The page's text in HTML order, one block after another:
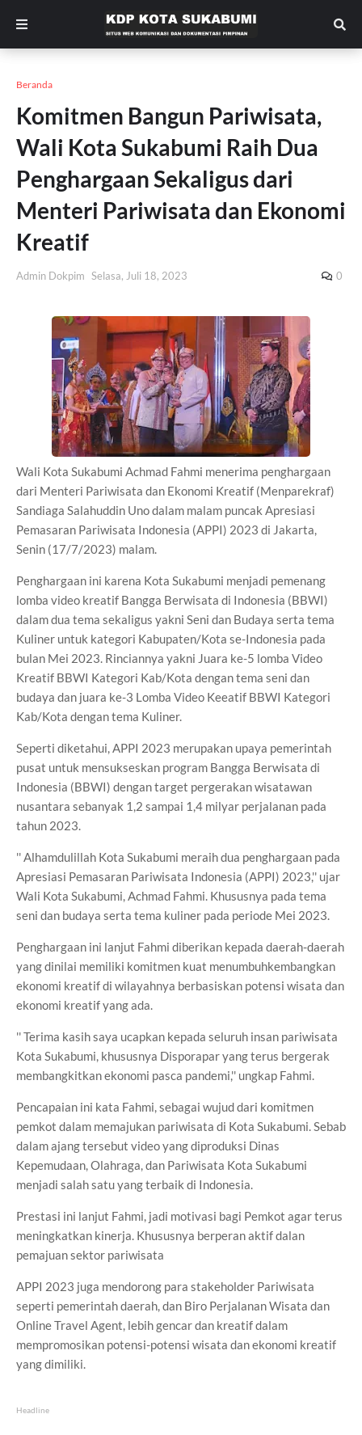
Beranda
Komitmen Bangun Pariwisata,
Wali Kota Sukabumi Raih Dua
Penghargaan Sekaligus dari
Menteri Pariwisata dan Ekonomi
Kreatif
Admin Dokpim Selasa, Juli 18, 2023 0
Wali Kota Sukabumi Achmad Fahmi menerima penghargaan
dari Menteri Pariwisata dan Ekonomi Kreatif (Menparekraf)
Sandiaga Salahuddin Uno dalam malam puncak Apresiasi
Pemasaran Pariwisata Indonesia (APPI) 2023 di Jakarta,
Senin (17/7/2023) malam.
Penghargaan ini karena Kota Sukabumi menjadi pemenang
lomba video kreatif Bangga Berwisata di Indonesia (BBWI)
dalam dua tema sekaligus yakni Seni dan Budaya serta tema
Kuliner untuk kategori Kabupaten/Kota se-Indonesia pada
bulan Mei 2023. Rinciannya yakni Juara ke-5 lomba Video
Kreatif BBWI Kategori Kab/Kota dengan tema seni dan
budaya dan juara ke-3 Lomba Video Keeatif BBWI Kategori
Kab/Kota dengan tema Kuliner.
Seperti diketahui, APPI 2023 merupakan upaya pemerintah
pusat untuk mensukseskan program Bangga Berwisata di
Indonesia (BBWI) dengan target pergerakan wisatawan
nusantara sebanyak 1,2 sampai 1,4 milyar perjalanan pada
tahun 2023.
'' Alhamdulillah Kota Sukabumi meraih dua penghargaan pada
Apresiasi Pemasaran Pariwisata Indonesia (APPI) 2023,'' ujar
Wali Kota Sukabumi, Achmad Fahmi. Khususnya pada tema
seni dan budaya serta tema kuliner pada periode Mei 2023.
Penghargaan ini lanjut Fahmi diberikan kepada daerah-daerah
yang dinilai memiliki komitmen kuat menumbuhkembangkan
ekonomi kreatif di wilayahnya berbasiskan potensi wisata dan
ekonomi kreatif yang ada.
'' Terima kasih saya ucapkan kepada seluruh insan pariwisata
Kota Sukabumi, khususnya Disporapar yang terus bergerak
membangkitkan ekonomi pasca pandemi,'' ungkap Fahmi.
Pencapaian ini kata Fahmi, sebagai wujud dari komitmen
pemkot dalam memajukan pariwisata di Kota Sukabumi. Sebab
dalam ajang tersebut video yang diproduksi Dinas
Kepemudaan, Olahraga, dan Pariwisata Kota Sukabumi
menjadi salah satu yang terbaik di Indonesia.
Prestasi ini lanjut Fahmi, jadi motivasi bagi Pemkot agar terus
meningkatkan kinerja. Khususnya berperan aktif dalan
pemajuan sektor pariwisata
APPI 2023 juga mendorong para stakeholder Pariwisata
seperti pemerintah daerah, dan Biro Perjalanan Wisata dan
Online Travel Agent, lebih gencar dan kreatif dalam
mempromosikan potensi-potensi wisata dan ekonomi kreatif
yang dimiliki.
Headline